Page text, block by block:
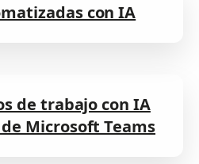
con IA
de trabajo con IA
Microsoft Teams